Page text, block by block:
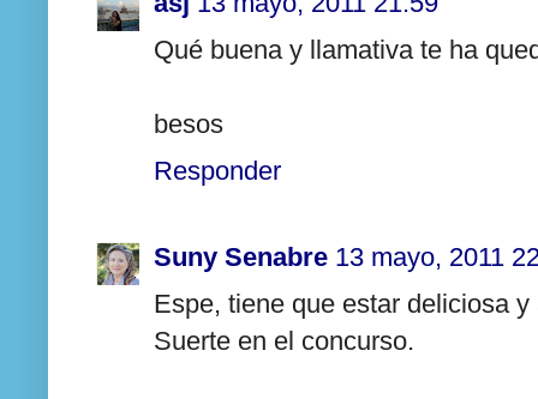
Qué buena y llamativa te ha
besos
Responder
Suny Senabre 13 mayo, 2011
Espe, tiene que estar deliciosa
Suerte en el concurso.